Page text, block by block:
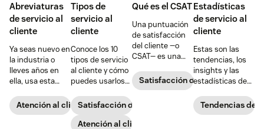
Abreviaturas
de servicio al
cliente
Ya seas nuevo en
la industria o
lleves años en
ella, usa esta
las abreviaturas
y los acrónimos
Atención al cliente
Tipos de
servicio al
cliente
Conoce los 10
tipos de servicio
al cliente y cómo
puedes usarlos
experiencia de
soporte al cliente
excepcional.
Satisfacción del cliente
Atención al cliente
Qué es el CSAT
Una puntuación
de satisfacción
del cliente —o
CSAT— es una
interacción con
el cliente que
Satisfacción del cliente
Estadísticas
de servicio al
cliente
Estas son las
tendencias, los
insights y las
estadísticas de
que debes
conocer para
Tendencias del